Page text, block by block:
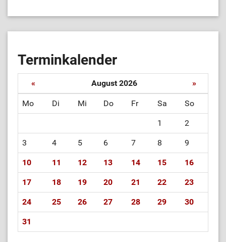
Terminkalender
« August 2026 »
Mo Di Mi Do Fr Sa So
1 2
3 4 5 6 7 8 9
10 11 12 13 14 15 16
17 18 19 20 21 22 23
24 25 26 27 28 29 30
31